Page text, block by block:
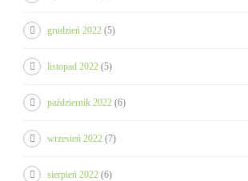
grudzień 2022 (5)
listopad 2022 (5)
październik 2022 (6)
wrzesień 2022 (7)
sierpień 2022 (6)